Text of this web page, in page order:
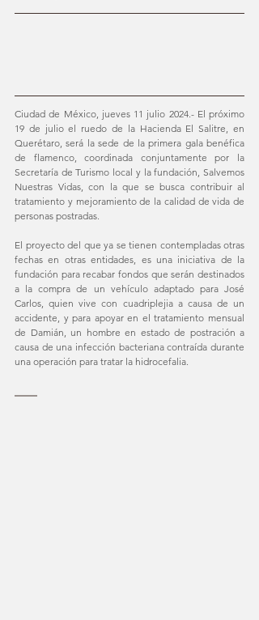
Ciudad de México, jueves 11 julio 2024.- El próximo
19 de julio el ruedo de la Hacienda El Salitre, en
Querétaro, será la sede de la primera gala benéfica
de flamenco, coordinada conjuntamente por la
Secretaría de Turismo local y la fundación, Salvemos
Nuestras Vidas, con la que se busca contribuir al
tratamiento y mejoramiento de la calidad de vida de
personas postradas.
El proyecto del que ya se tienen contempladas otras
fechas en otras entidades, es una iniciativa de la
fundación para recabar fondos que serán destinados
a la compra de un vehículo adaptado para José
Carlos, quien vive con cuadriplejia a causa de un
accidente, y para apoyar en el tratamiento mensual
de Damián, un hombre en estado de postración a
causa de una infección bacteriana contraída durante
una operación para tratar la hidrocefalia.